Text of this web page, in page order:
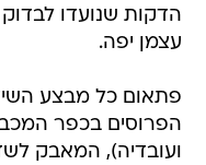
הדקות שנועדו
עצמן יפה.
פתאום כל מבצע
הפרוסים בכפר
ועובדיה), המאבק